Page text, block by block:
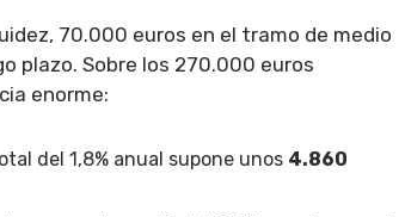
70.000 euros en el tramo de medio
plazo. Sobre los 270.000 euros
enorme:
del 1,8% anual supone unos 4.860